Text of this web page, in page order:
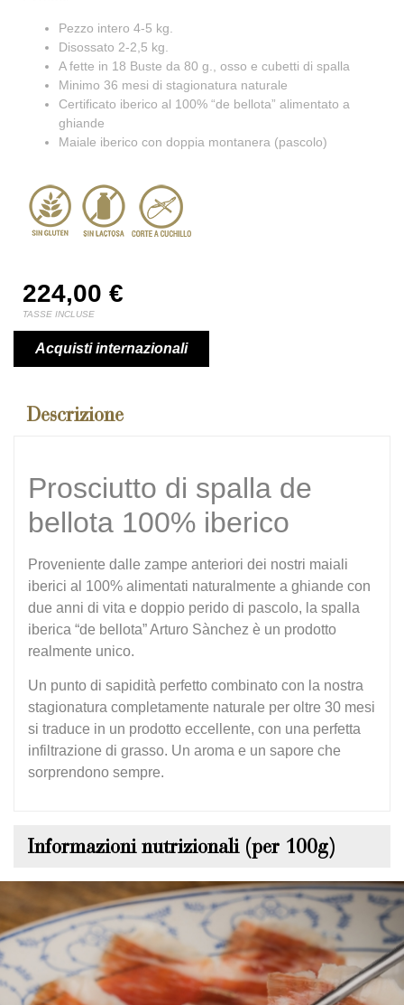
Pezzo intero 4-5 kg.
Disossato 2-2,5 kg.
A fette in 18 Buste da 80 g., osso e cubetti di spalla
Minimo 36 mesi di stagionatura naturale
Certificato iberico al 100% “de bellota” alimentato a
ghiande
Maiale iberico con doppia montanera (pascolo)
224,00 €
TASSE INCLUSE
Acquisti internazionali
Descrizione
Prosciutto di spalla de
bellota 100% iberico
Proveniente dalle zampe anteriori dei nostri maiali
iberici al 100% alimentati naturalmente a ghiande con
due anni di vita e doppio perido di pascolo, la spalla
iberica “de bellota” Arturo Sànchez è un prodotto
realmente unico.
Un punto di sapidità perfetto combinato con la nostra
stagionatura completamente naturale per oltre 30 mesi
si traduce in un prodotto eccellente, con una perfetta
infiltrazione di grasso. Un aroma e un sapore che
sorprendono sempre.
Informazioni nutrizionali (per 100g)